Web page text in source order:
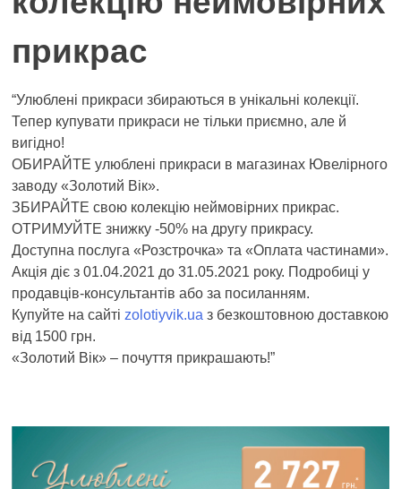
прикрас
“Улюблені прикраси збираються в унікальні колекції.
Тепер купувати прикраси не тільки приємно, але й
вигідно!
ОБИРАЙТЕ улюблені прикраси в магазинах Ювелірного
заводу «Золотий Вік».
ЗБИРАЙТЕ свою колекцію неймовірних прикрас.
ОТРИМУЙТЕ знижку -50% на другу прикрасу.
Доступна послуга «Розстрочка» та «Оплата частинами».
Акція діє з 01.04.2021 до 31.05.2021 року. Подробиці у
продавців-консультантів або за посиланням.
Купуйте на сайті zolotiyvik.ua з безкоштовною доставкою
від 1500 грн.
«Золотий Вік» – почуття прикрашають!”